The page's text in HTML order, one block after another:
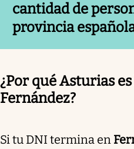
cantidad de
provincia
¿Por qué Asturias
Fernández?
Si tu DNI termina en